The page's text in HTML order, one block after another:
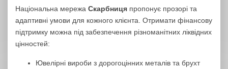
Національна мережа Скарбниця пропонує прозорі та
адаптивні умови для кожного клієнта. Отримати фінансову
підтримку можна під забезпечення різноманітних ліквідних
цінностей:
Ювелірні вироби з дорогоцінних металів та брухт